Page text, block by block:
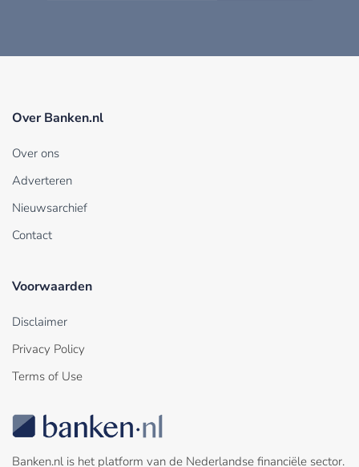
Over Banken.nl
Over ons
Adverteren
Nieuwsarchief
Contact
Voorwaarden
Disclaimer
Privacy Policy
Terms of Use
Banken.nl is het platform van de Nederlandse financiële sector.